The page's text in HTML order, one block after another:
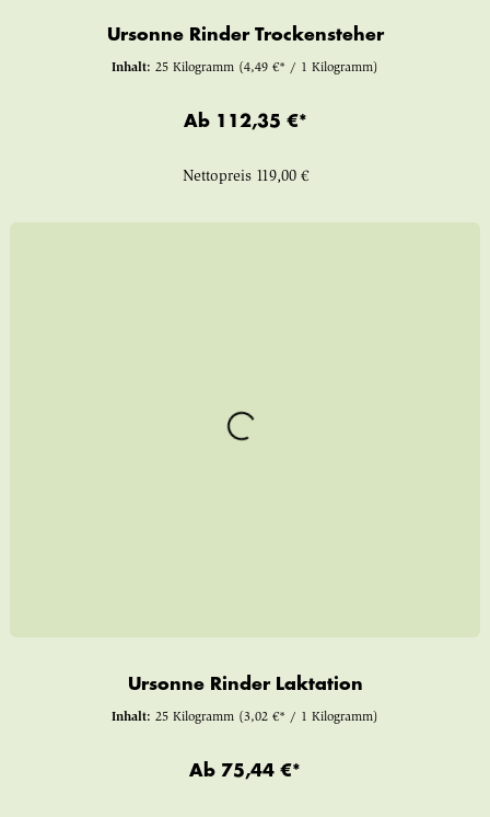
Ursonne Rinder Trockensteher
Inhalt: 25 Kilogramm (4,49 €* / 1 Kilogramm)
Ab 112,35 €*
Nettopreis 119,00 €
Ursonne Rinder Laktation
Inhalt: 25 Kilogramm (3,02 €* / 1 Kilogramm)
Ab 75,44 €*